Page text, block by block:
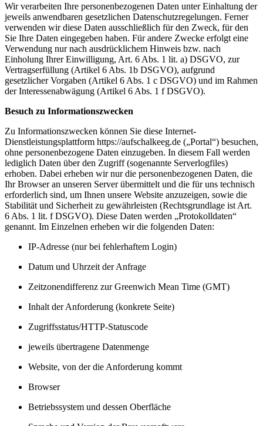
Wir verarbeiten Ihre personenbezogenen Daten unter Einhaltung der
jeweils anwendbaren gesetzlichen Datenschutzregelungen. Ferner
verwenden wir diese Daten ausschließlich für den Zweck, für den
Sie Ihre Daten eingegeben haben. Für andere Zwecke erfolgt eine
Verwendung nur nach ausdrücklichem Hinweis bzw. nach
Einholung Ihrer Einwilligung, Art. 6 Abs. 1 lit. a) DSGVO, zur
Vertragserfüllung (Artikel 6 Abs. 1b DSGVO), aufgrund
gesetzlicher Vorgaben (Artikel 6 Abs. 1 c DSGVO) und im Rahmen
der Interessenabwägung (Artikel 6 Abs. 1 f DSGVO).
Besuch zu Informationszwecken
Zu Informationszwecken können Sie diese Internet-
Dienstleistungsplattform https://aufschalkeeg.de („Portal“) besuchen,
ohne personenbezogene Daten einzugeben. In diesem Fall werden
lediglich Daten über den Zugriff (sogenannte Serverlogfiles)
erhoben. Dabei erheben wir nur die personenbezogenen Daten, die
Ihr Browser an unseren Server übermittelt und die für uns technisch
erforderlich sind, um Ihnen unsere Website anzuzeigen, sowie die
Stabilität und Sicherheit zu gewährleisten (Rechtsgrundlage ist Art.
6 Abs. 1 lit. f DSGVO). Diese Daten werden „Protokolldaten“
genannt. Im Einzelnen erheben wir die folgenden Daten:
IP-Adresse (nur bei fehlerhaftem Login)
Datum und Uhrzeit der Anfrage
Zeitzonendifferenz zur Greenwich Mean Time (GMT)
Inhalt der Anforderung (konkrete Seite)
Zugriffsstatus/HTTP-Statuscode
jeweils übertragene Datenmenge
Website, von der die Anforderung kommt
Browser
Betriebssystem und dessen Oberfläche